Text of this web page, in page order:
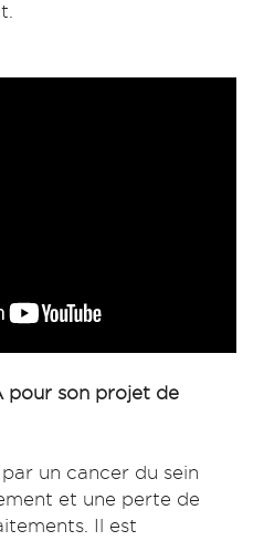
pour son projet de
un cancer du sein
et une perte de
Il est